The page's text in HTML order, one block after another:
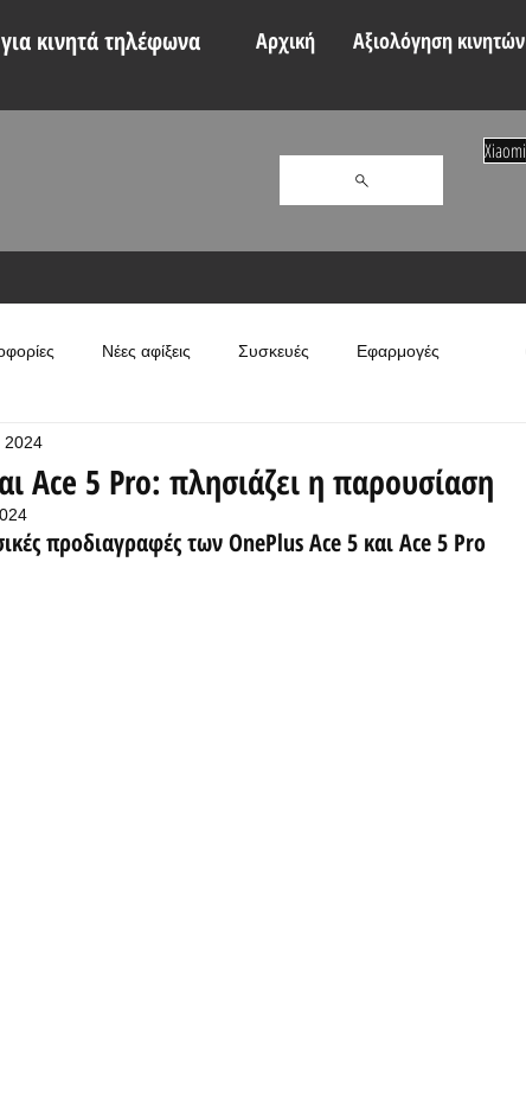
κινητά τηλέφωνα Αρχική Αξιολόγηση κινητών
Νέες αφίξεις Συσκευές Εφαρμογές
Ace 5 Pro: πλησιάζει η παρουσίαση
2024
προδιαγραφές των OnePlus Ace 5 και Ace 5 Pro
Xiaomi